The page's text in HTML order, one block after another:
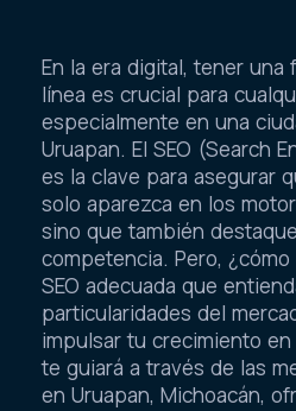
En la era digital, tener
línea es crucial para
especialmente en una
Uruapan. El SEO (Search
es la clave para asegurar
solo aparezca en los
sino que también
competencia. Pero,
SEO adecuada que
particularidades del
impulsar tu crecimiento
te guiará a través de las
en Uruapan, Michoacán,